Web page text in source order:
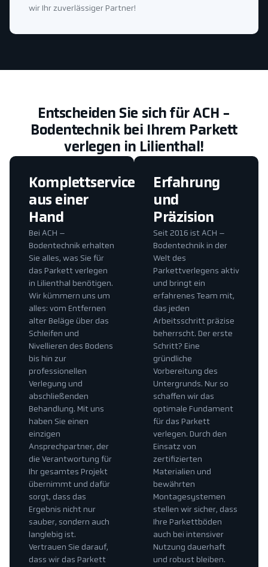
wir Ihr zuverlässiger Partner!
Entscheiden Sie sich für ACH -
Bodentechnik bei Ihrem Parkett
verlegen in Lilienthal!
Erfahrung
und
Präzision
Seit 2016 ist ACH –
Bodentechnik in der
Welt des
Parkettverlegens aktiv
und bringt ein
erfahrenes Team mit,
das jeden
Arbeitsschritt präzise
beherrscht. Der erste
Schritt? Eine
gründliche
Vorbereitung des
Untergrunds. Nur so
schaffen wir das
optimale Fundament
für das Parkett
verlegen. Durch den
Einsatz von
zertifizierten
Materialien und
bewährten
Montagesystemen
stellen wir sicher, dass
Ihre Parkettböden
auch bei intensiver
Nutzung dauerhaft
und robust bleiben.
Komplettservice
aus einer
Hand
Bei ACH –
Bodentechnik erhalten
Sie alles, was Sie für
das Parkett verlegen
in Lilienthal benötigen.
Wir kümmern uns um
alles: vom Entfernen
alter Beläge über das
Schleifen und
Nivellieren des Bodens
bis hin zur
professionellen
Verlegung und
abschließenden
Behandlung. Mit uns
haben Sie einen
einzigen
Ansprechpartner, der
die Verantwortung für
Ihr gesamtes Projekt
übernimmt und dafür
sorgt, dass das
Ergebnis nicht nur
sauber, sondern auch
langlebig ist.
Vertrauen Sie darauf,
dass wir das Parkett